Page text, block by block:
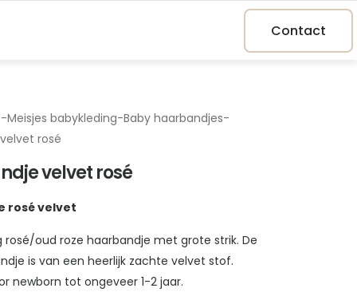
Contact
-Meisjes babykleding-Baby haarbandjes-
rosé
velvet rosé
rosé velvet
rosé/oud roze haarbandje met grote strik. De
is van een heerlijk zachte velvet stof.
newborn tot ongeveer 1-2 jaar.